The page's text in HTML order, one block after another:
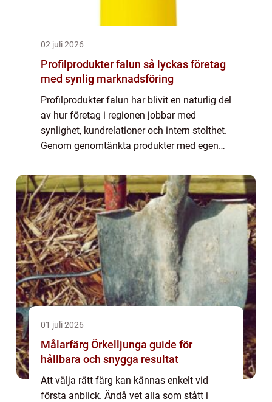
02 juli 2026
Profilprodukter falun så lyckas företag
med synlig marknadsföring
Profilprodukter falun har blivit en naturlig del
av hur företag i regionen jobbar med
synlighet, kundrelationer och intern stolthet.
Genom genomtänkta produkter med egen
lokala aktörer skapa ett professionellt i...
01 juli 2026
Målarfärg Örkelljunga guide för
hållbara och snygga resultat
Att välja rätt färg kan kännas enkelt vid
första anblick. Ändå vet alla som stått i